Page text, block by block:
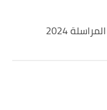
الموقع الرسمي للاطلاع على نتائج المراسلة 2024